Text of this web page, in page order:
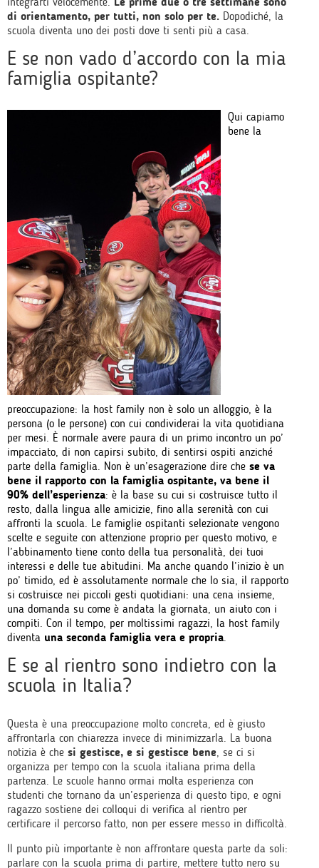
di orientamento, per tutti, non solo per te. Dopodiché, la
scuola diventa uno dei posti dove ti senti più a casa.
E se non vado d’accordo con la mia
famiglia ospitante?
Qui capiamo
bene la
preoccupazione: la host family non è solo un alloggio, è la
persona (o le persone) con cui condividerai la vita quotidiana
per mesi. È normale avere paura di un primo incontro un po’
impacciato, di non capirsi subito, di sentirsi ospiti anziché
parte della famiglia. Non è un’esagerazione dire che se va
bene il rapporto con la famiglia ospitante, va bene il
90% dell’esperienza: è la base su cui si costruisce tutto il
resto, dalla lingua alle amicizie, fino alla serenità con cui
affronti la scuola. Le famiglie ospitanti selezionate vengono
scelte e seguite con attenzione proprio per questo motivo, e
l’abbinamento tiene conto della tua personalità, dei tuoi
interessi e delle tue abitudini. Ma anche quando l’inizio è un
po’ timido, ed è assolutamente normale che lo sia, il rapporto
si costruisce nei piccoli gesti quotidiani: una cena insieme,
una domanda su come è andata la giornata, un aiuto con i
compiti. Con il tempo, per moltissimi ragazzi, la host family
diventa una seconda famiglia vera e propria.
E se al rientro sono indietro con la
scuola in Italia?
Questa è una preoccupazione molto concreta, ed è giusto
affrontarla con chiarezza invece di minimizzarla. La buona
notizia è che si gestisce, e si gestisce bene, se ci si
organizza per tempo con la scuola italiana prima della
partenza. Le scuole hanno ormai molta esperienza con
studenti che tornano da un’esperienza di questo tipo, e ogni
ragazzo sostiene dei colloqui di verifica al rientro per
certificare il percorso fatto, non per essere messo in difficoltà.
Il punto più importante è non affrontare questa parte da soli:
parlare con la scuola prima di partire, mettere tutto nero su